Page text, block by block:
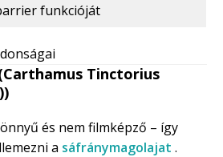
funkcióját
Tinctorius
és nem filmképző – így
a sáfránymagolajat .